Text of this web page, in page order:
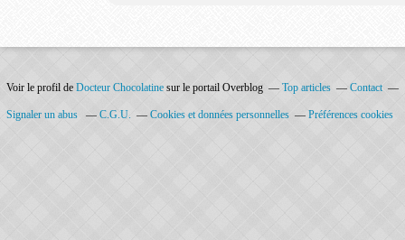
Voir le profil de Docteur Chocolatine sur le portail Overblog Top articles Contact
Signaler un abus C.G.U. Cookies et données personnelles Préférences cookies